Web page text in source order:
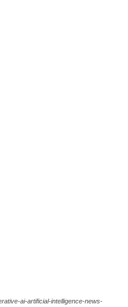
ai-artificial-intelligence-news-